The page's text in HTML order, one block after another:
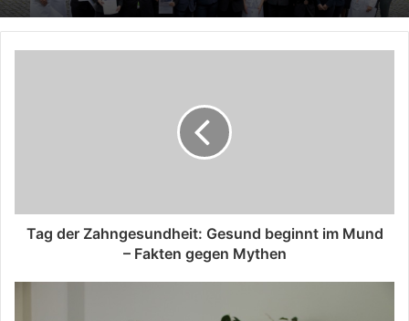
Tag der Zahngesundheit: Gesund beginnt im Mund
– Fakten gegen Mythen